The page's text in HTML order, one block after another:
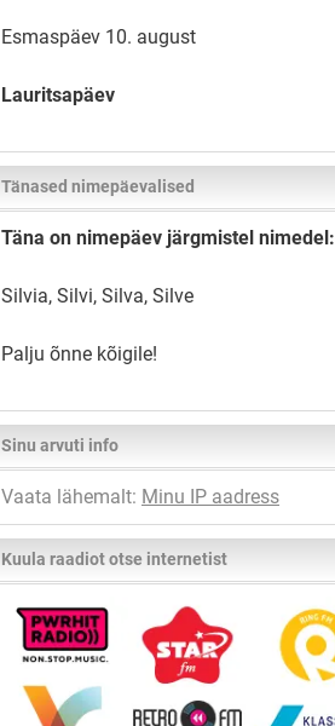
Esmaspäev 10. august
Lauritsapäev
Tänased nimepäevalised
Täna on nimepäev järgmistel nimedel:
Silvia, Silvi, Silva, Silve
Palju õnne kõigile!
Sinu arvuti info
Vaata lähemalt: Minu IP aadress
Kuula raadiot otse internetist